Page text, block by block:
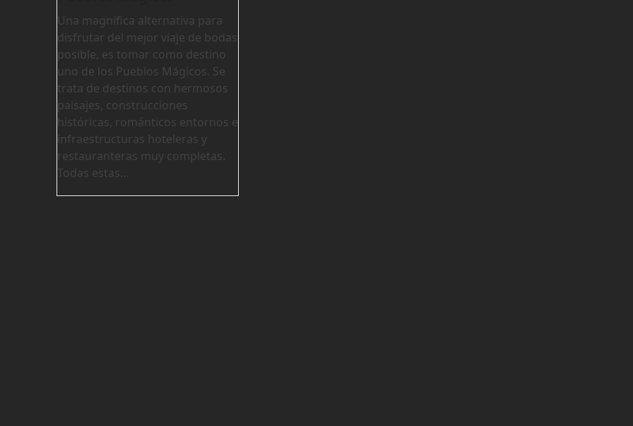
Una magnífica alternativa para
disfrutar del mejor viaje de bodas
posible, es tomar como destino
uno de los Pueblos Mágicos. Se
trata de destinos con hermosos
paisajes, construcciones
históricas, románticos entornos e
infraestructuras hoteleras y
restauranteras muy completas.
Todas estas…